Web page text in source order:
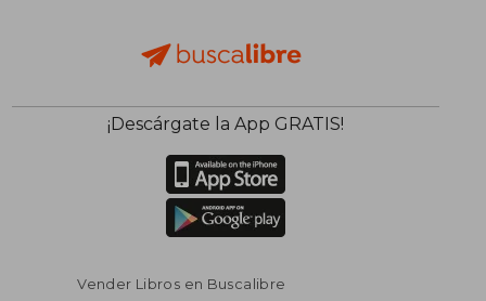
¡Descárgate la App GRATIS!
Vender Libros en Buscalibre